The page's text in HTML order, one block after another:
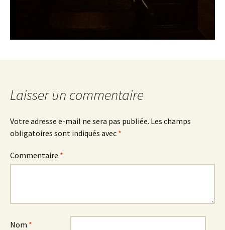
Laisser un commentaire
Votre adresse e-mail ne sera pas publiée. Les champs
obligatoires sont indiqués avec *
Commentaire *
Nom *